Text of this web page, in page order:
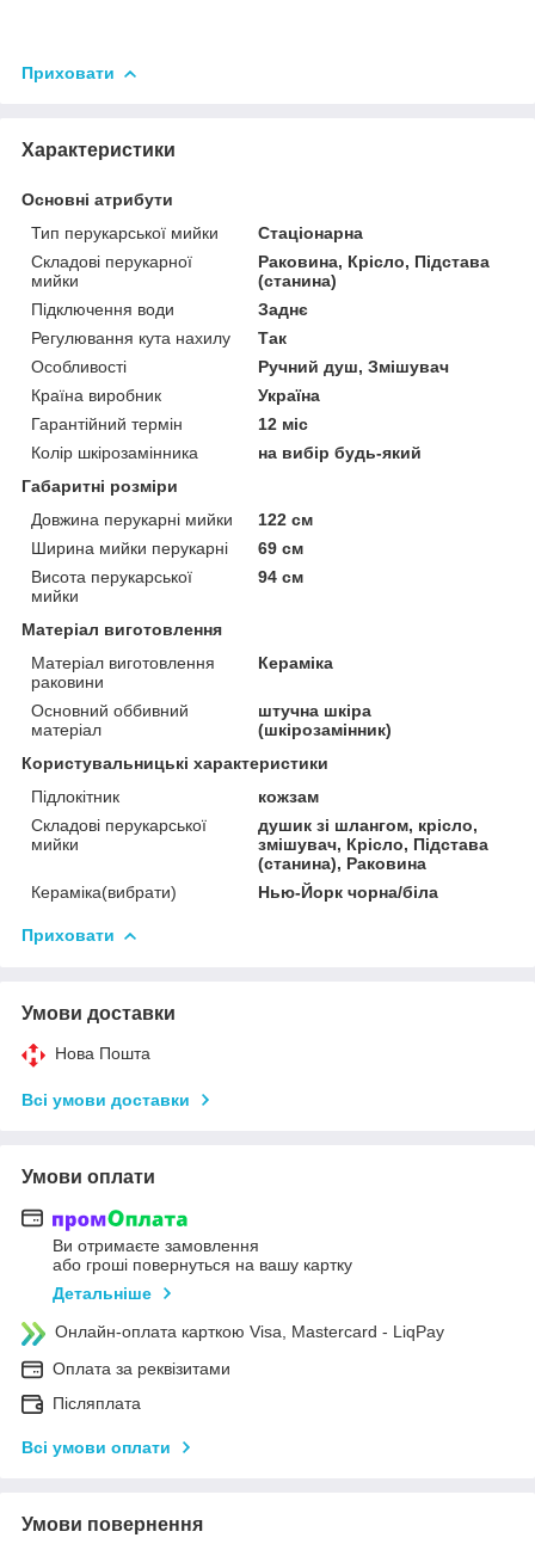
Приховати
Характеристики
Основні атрибути
Тип перукарської мийки
Стаціонарна
Складові перукарної
мийки
Раковина, Крісло, Підстава
(станина)
Підключення води
Заднє
Регулювання кута нахилу
Так
Особливості
Ручний душ, Змішувач
Країна виробник
Україна
Гарантійний термін
12 міс
Колір шкірозамінника
на вибір будь-який
Габаритні розміри
Довжина перукарні мийки
122 см
Ширина мийки перукарні
69 см
Висота перукарської
мийки
94 см
Матеріал виготовлення
Матеріал виготовлення
раковини
Кераміка
Основний оббивний
матеріал
штучна шкіра
(шкірозамінник)
Користувальницькі характеристики
Підлокітник
кожзам
Складові перукарcької
мийки
душик зі шлангом, крісло,
змішувач, Крісло, Підстава
(станина), Раковина
Кераміка(вибрати)
Нью-Йорк чорна/біла
Приховати
Умови доставки
Нова Пошта
Всі умови доставки
Умови оплати
Ви отримаєте замовлення
або гроші повернуться на вашу картку
Детальніше
Онлайн-оплата карткою Visa, Mastercard - LiqPay
Оплата за реквізитами
Післяплата
Всі умови оплати
Умови повернення